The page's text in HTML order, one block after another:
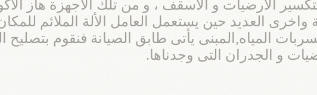
الارضيات و الاسقف ، و من تلك الأجهزة هاز
العديد حين يستعمل العامل الألة الملائم
المياه,المبنى يأتى طابق الصيانة فنقوم بتصليح
و الجدران التى وجدناها.